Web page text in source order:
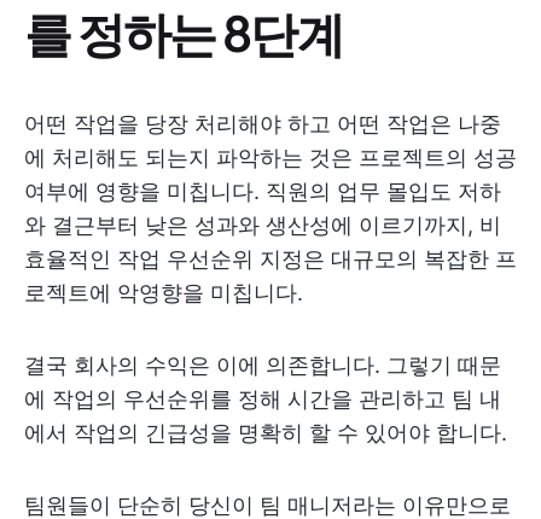
를 정하는 8단계
어떤 작업을 당장 처리해야 하고 어떤 작업은 나중
에 처리해도 되는지 파악하는 것은 프로젝트의 성공
여부에 영향을 미칩니다. 직원의 업무 몰입도 저하
와 결근부터 낮은 성과와 생산성에 이르기까지, 비
효율적인 작업 우선순위 지정은 대규모의 복잡한 프
로젝트에 악영향을 미칩니다.
결국 회사의 수익은 이에 의존합니다. 그렇기 때문
에 작업의 우선순위를 정해 시간을 관리하고 팀 내
에서 작업의 긴급성을 명확히 할 수 있어야 합니다.
팀원들이 단순히 당신이 팀 매니저라는 이유만으로